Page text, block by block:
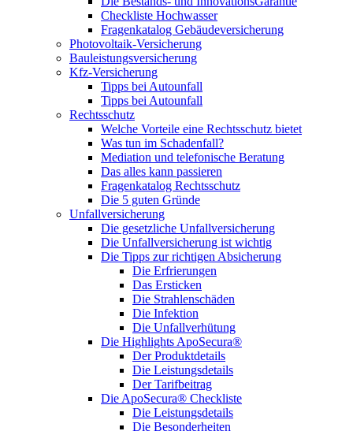
Checkliste Hochwasser
Fragenkatalog Gebäudeversicherung
Photovoltaik-Versicherung
Bauleistungsversicherung
Kfz-Versicherung
Tipps bei Autounfall
Tipps bei Autounfall
Rechtsschutz
Welche Vorteile eine Rechtsschutz bietet
Was tun im Schadenfall?
Mediation und telefonische Beratung
Das alles kann passieren
Fragenkatalog Rechtsschutz
Die 5 guten Gründe
Unfallversicherung
Die gesetzliche Unfallversicherung
Die Unfallversicherung ist wichtig
Die Tipps zur richtigen Absicherung
Die Erfrierungen
Das Ersticken
Die Strahlenschäden
Die Infektion
Die Unfallverhütung
Die Highlights ApoSecura®
Der Produktdetails
Die Leistungsdetails
Der Tarifbeitrag
Die ApoSecura® Checkliste
Die Leistungsdetails
Die Besonderheiten